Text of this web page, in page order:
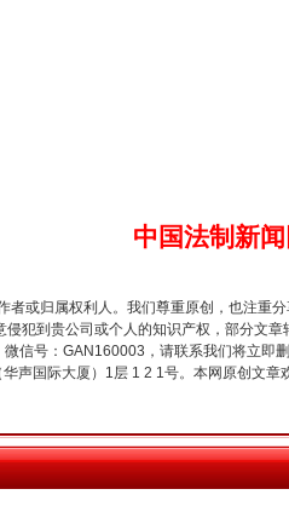
中国法制新闻
者或归属权利人。我们尊重原创，也注重
犯到贵公司或个人的知识产权，部分文
信号：GAN160003，请联系我们将立即
声国际大厦）1层 1 2 1号。本网原创文章
新中国